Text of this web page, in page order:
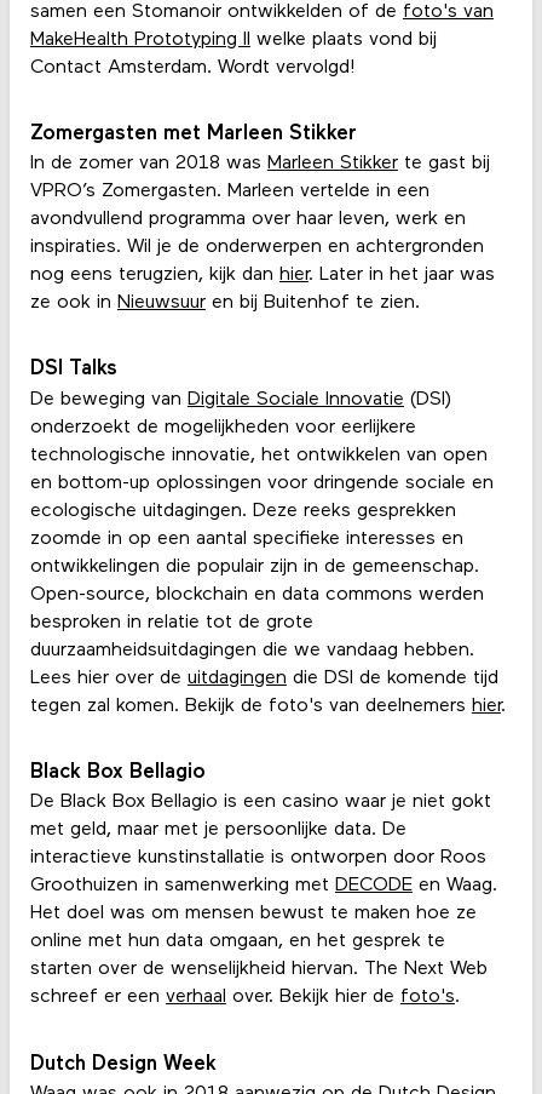
samen een Stomanoir ontwikkelden of de foto's van
MakeHealth Prototyping II
welke plaats vond bij
Contact Amsterdam. Wordt vervolgd!
Zomergasten met Marleen Stikker
In de zomer van 2018 was Marleen Stikkerte gast bij
VPRO’s Zomergasten. Marleen vertelde in een
avondvullend programma over haar leven, werk en
inspiraties. Wil je de onderwerpen en achtergronden
nog eens terugzien, kijk dan hier. Later in het jaar was
ze ook in Nieuwsuuren bij Buitenhof te zien.
DSI Talks
De beweging van Digitale Sociale Innovatie (DSI)
onderzoekt de mogelijkheden voor eerlijkere
technologische innovatie, het ontwikkelen van open
en bottom-up oplossingen voor dringende sociale en
ecologische uitdagingen. Deze reeks gesprekken
zoomde in op een aantal specifieke interesses en
ontwikkelingen die populair zijn in de gemeenschap.
Open-source, blockchain en data commons werden
besproken in relatie tot de grote
duurzaamheidsuitdagingen die we vandaag hebben.
Lees hier over de uitdagingen die DSI de komende tijd
tegen zal komen. Bekijk de foto's van deelnemers hier.
Black Box Bellagio
De Black Box Bellagio is een casino waar je niet gokt
met geld, maar met je persoonlijke data. De
interactieve kunstinstallatie is ontworpen door Roos
Groothuizen in samenwerking met DECODEen Waag.
Het doel was om mensen bewust te maken hoe ze
online met hun data omgaan, en het gesprek te
starten over de wenselijkheid hiervan. The Next Web
schreef er een verhaal over. Bekijk hier de foto's.
Dutch Design Week